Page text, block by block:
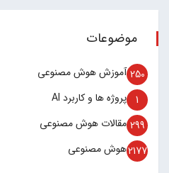
موضوعات
آموزش هوش مصنوعی 250
پروژه ها و کاربرد AI 1
مقالات هوش مصنوعی 299
هوش مصنوعی2177